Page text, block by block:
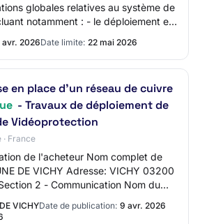
globales relatives au système de
notamment : - le déploiement et
avr. 2026Date limite: 22 mai 2026
en place d’un réseau de cuivre
- Travaux de déploiement de
Vidéoprotection
· France
de l'acheteur Nom complet de
DE VICHY Adresse: VICHY 03200
2 - Communication Nom du
VICHYDate de publication: 9 avr. 2026